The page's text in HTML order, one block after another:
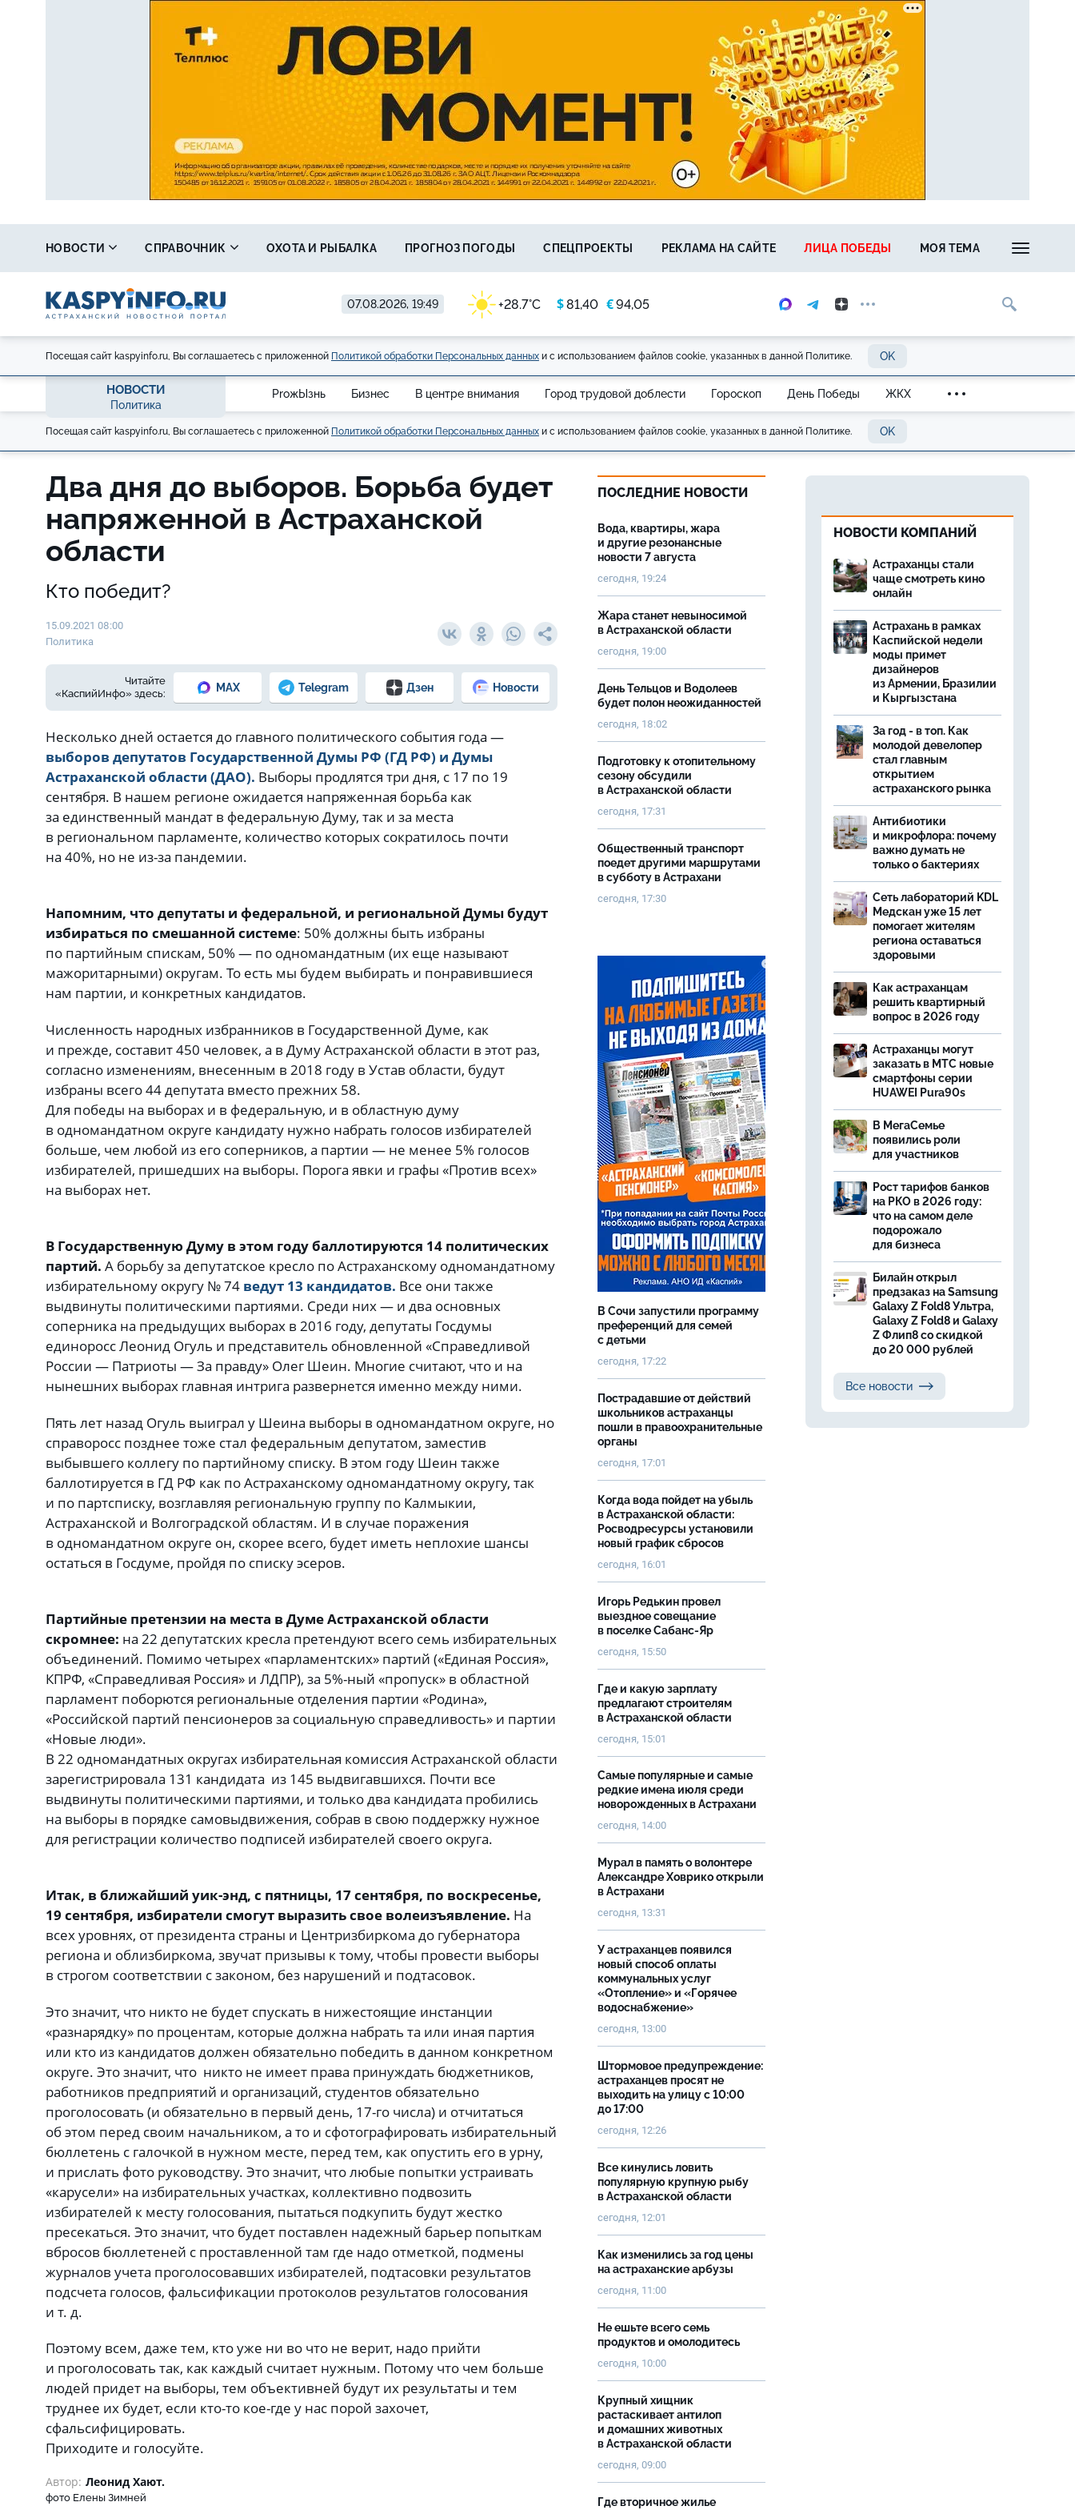
07.08.2026, 19:49 +28.7°C $81,40 €94,05
НОВОСТИ СПРАВОЧНИК ОХОТА И РЫБАЛКА ПРОГНОЗ ПОГОДЫ СПЕЦПРОЕКТЫ РЕКЛАМА НА САЙТЕ ЛИЦА ПОБЕДЫ МОЯ ТЕМА
Посещая сайт kaspyinfo.ru, Вы соглашаетесь с приложенной Политикой обработки Персональных данных и с использованием файлов cookie, указанных в данной Политике. OK
НОВОСТИ
Политика
ProжЫзнь Бизнес В центре внимания Город трудовой доблести Гороскоп День Победы ЖКХ
Посещая сайт kaspyinfo.ru, Вы соглашаетесь с приложенной Политикой обработки Персональных данных и с использованием файлов cookie, указанных в данной Политике. OK
Два дня до выборов. Борьба будет
напряженной в Астраханской
области
Кто победит?
15.09.2021 08:00
Политика
Читайте
«КаспийИнфо» здесь:
MAX Telegram Дзен Новости
Несколько дней остается до главного политического события года —
выборов депутатов Государственной Думы РФ (ГД РФ) и Думы
Астраханской области (ДАО). Выборы продлятся три дня, с 17 по 19
сентября. В нашем регионе ожидается напряженная борьба как
за единственный мандат в федеральную Думу, так и за места
в региональном парламенте, количество которых сократилось почти
на 40%, но не из-за пандемии.
Напомним, что депутаты и федеральной, и региональной Думы будут
избираться по смешанной системе: 50% должны быть избраны
по партийным спискам, 50% — по одномандатным (их еще называют
мажоритарными) округам. То есть мы будем выбирать и понравившиеся
нам партии, и конкретных кандидатов.
Численность народных избранников в Государственной Думе, как
и прежде, составит 450 человек, а в Думу Астраханской области в этот раз,
согласно изменениям, внесенным в 2018 году в Устав области, будут
избраны всего 44 депутата вместо прежних 58.
Для победы на выборах и в федеральную, и в областную думу
в одномандатном округе кандидату нужно набрать голосов избирателей
больше, чем любой из его соперников, а партии — не менее 5% голосов
избирателей, пришедших на выборы. Порога явки и графы «Против всех»
на выборах нет.
В Государственную Думу в этом году баллотируются 14 политических
партий. А борьбу за депутатское кресло по Астраханскому одномандатному
избирательному округу № 74 ведут 13 кандидатов. Все они также
выдвинуты политическими партиями. Среди них — и два основных
соперника на предыдущих выборах в 2016 году, депутаты Госдумы
единоросс Леонид Огуль и представитель обновленной «Справедливой
России — Патриоты — За правду» Олег Шеин. Многие считают, что и на
нынешних выборах главная интрига развернется именно между ними.
Пять лет назад Огуль выиграл у Шеина выборы в одномандатном округе, но
справоросс позднее тоже стал федеральным депутатом, заместив
выбывшего коллегу по партийному списку. В этом году Шеин также
баллотируется в ГД РФ как по Астраханскому одномандатному округу, так
и по партсписку, возглавляя региональную группу по Калмыкии,
Астраханской и Волгоградской областям. И в случае поражения
в одномандатном округе он, скорее всего, будет иметь неплохие шансы
остаться в Госдуме, пройдя по списку эсеров.
Партийные претензии на места в Думе Астраханской области
скромнее: на 22 депутатских кресла претендуют всего семь избирательных
объединений. Помимо четырех «парламентских» партий («Единая Россия»,
КПРФ, «Справедливая Россия» и ЛДПР), за 5%-ный «пропуск» в областной
парламент поборются региональные отделения партии «Родина»,
«Российской партий пенсионеров за социальную справедливость» и партии
«Новые люди».
В 22 одномандатных округах избирательная комиссия Астраханской области
зарегистрировала 131 кандидата из 145 выдвигавшихся. Почти все
выдвинуты политическими партиями, и только два кандидата пробились
на выборы в порядке самовыдвижения, собрав в свою поддержку нужное
для регистрации количество подписей избирателей своего округа.
Итак, в ближайший уик-энд, с пятницы, 17 сентября, по воскресенье,
19 сентября, избиратели смогут выразить свое волеизъявление. На
всех уровнях, от президента страны и Центризбиркома до губернатора
региона и облизбиркома, звучат призывы к тому, чтобы провести выборы
в строгом соответствии с законом, без нарушений и подтасовок.
Это значит, что никто не будет спускать в нижестоящие инстанции
«разнарядку» по процентам, которые должна набрать та или иная партия
или кто из кандидатов должен обязательно победить в данном конкретном
округе. Это значит, что никто не имеет права принуждать бюджетников,
работников предприятий и организаций, студентов обязательно
проголосовать (и обязательно в первый день, 17-го числа) и отчитаться
об этом перед своим начальником, а то и сфотографировать избирательный
бюллетень с галочкой в нужном месте, перед тем, как опустить его в урну,
и прислать фото руководству. Это значит, что любые попытки устраивать
«карусели» на избирательных участках, коллективно подвозить
избирателей к месту голосования, пытаться подкупить будут жестко
пресекаться. Это значит, что будет поставлен надежный барьер попыткам
вбросов бюллетеней с проставленной там где надо отметкой, подмены
журналов учета проголосовавших избирателей, подтасовки результатов
подсчета голосов, фальсификации протоколов результатов голосования
и т. д.
Поэтому всем, даже тем, кто уже ни во что не верит, надо прийти
и проголосовать так, как каждый считает нужным. Потому что чем больше
людей придет на выборы, тем объективней будут их результаты и тем
труднее их будет, если кто-то кое-где у нас порой захочет,
сфальсифицировать.
Приходите и голосуйте.
Автор: Леонид Хают.
фото Елены Зимней
ПОСЛЕДНИЕ НОВОСТИ
Вода, квартиры, жара
и другие резонансные
новости 7 августа
сегодня, 19:24
Жара станет невыносимой
в Астраханской области
сегодня, 19:00
День Тельцов и Водолеев
будет полон неожиданностей
сегодня, 18:02
Подготовку к отопительному
сезону обсудили
в Астраханской области
сегодня, 17:31
Общественный транспорт
поедет другими маршрутами
в субботу в Астрахани
сегодня, 17:30
В Сочи запустили программу
преференций для семей
с детьми
сегодня, 17:22
Пострадавшие от действий
школьников астраханцы
пошли в правоохранительные
органы
сегодня, 17:01
Когда вода пойдет на убыль
в Астраханской области:
Росводресурсы установили
новый график сбросов
сегодня, 16:01
Игорь Редькин провел
выездное совещание
в поселке Сабанс-Яр
сегодня, 15:50
Где и какую зарплату
предлагают строителям
в Астраханской области
сегодня, 15:01
Самые популярные и самые
редкие имена июля среди
новорожденных в Астрахани
сегодня, 14:00
Мурал в память о волонтере
Александре Ховрико открыли
в Астрахани
сегодня, 13:31
У астраханцев появился
новый способ оплаты
коммунальных услуг
«Отопление» и «Горячее
водоснабжение»
сегодня, 13:00
Штормовое предупреждение:
астраханцев просят не
выходить на улицу с 10:00
до 17:00
сегодня, 12:26
Все кинулись ловить
популярную крупную рыбу
в Астраханской области
сегодня, 12:01
Как изменились за год цены
на астраханские арбузы
сегодня, 11:00
Не ешьте всего семь
продуктов и омолодитесь
сегодня, 10:00
Крупный хищник
растаскивает антилоп
и домашних животных
в Астраханской области
сегодня, 09:00
Где вторичное жилье
НОВОСТИ КОМПАНИЙ
Астраханцы стали
чаще смотреть кино
онлайн
Астрахань в рамках
Каспийской недели
моды примет
дизайнеров
из Армении, Бразилии
и Кыргызстана
За год - в топ. Как
молодой девелопер
стал главным
открытием
астраханского рынка
Антибиотики
и микрофлора: почему
важно думать не
только о бактериях
Сеть лабораторий KDL
Медскан уже 15 лет
помогает жителям
региона оставаться
здоровыми
Как астраханцам
решить квартирный
вопрос в 2026 году
Астраханцы могут
заказать в МТС новые
смартфоны серии
HUAWEI Pura90s
В МегаСемье
появились роли
для участников
Рост тарифов банков
на РКО в 2026 году:
что на самом деле
подорожало
для бизнеса
Билайн открыл
предзаказ на Samsung
Galaxy Z Fold8 Ультра,
Galaxy Z Fold8 и Galaxy
Z Флип8 со скидкой
до 20 000 рублей
Все новости